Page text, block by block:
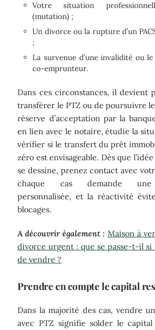
Votre situation
(mutation) ;
Un divorce ou la rupture d’un
;
La survenue d’une invalidité ou le
co-emprunteur.
Dans ces circonstances, il devient
transférer le PTZ ou de poursuivre
réserve d’acceptation par la
en lien avec le notaire, étudie la
vérifier si le transfert du prêt
zéro est envisageable. Dès que
se dessine, prenez contact avec
chaque cas demande une
personnalisée, et la réactivité
blocages.
A découvrir également : Maison à
divorce urgent : que se passe-t-il si
de vendre ?
Prendre en compte le capital
Dans la majorité des cas, vendre
avec PTZ signifie solder le